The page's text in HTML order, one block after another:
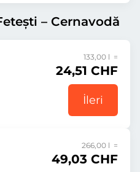
– Cernavodă
133,00 l =
24,51 CHF
İleri
266,00 l =
49,03 CHF